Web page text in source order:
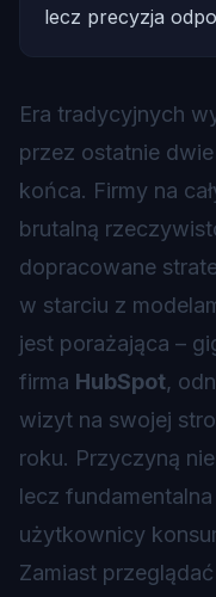
lecz precyzja
Era tradycyjnych
przez ostatnie
końca. Firmy na
brutalną
dopracowane
w starciu z
jest porażająca –
firma HubSpot,
wizyt na swojej
roku. Przyczyną
lecz
użytkownicy
Zamiast